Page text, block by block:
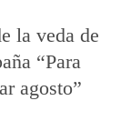
la veda de
“Para
agosto”